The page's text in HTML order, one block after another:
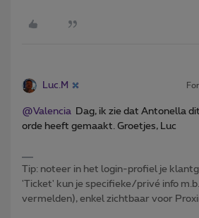
Luc.M
@Valencia Dag, ik zie dat Antonella
orde heeft gemaakt. Groetjes, Luc
Tip: noteer in het login-profiel je
'Ticket' kun je specifieke/privé info
vermelden), enkel zichtbaar voor